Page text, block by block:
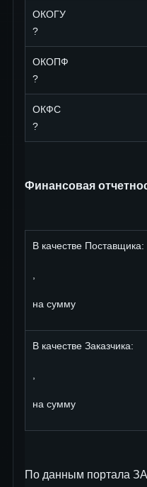
ОКОГУ
?
ОКОПФ
?
ОКФС
?
Финансовая
В качестве Поставщика:
на сумму
В качестве Заказчика:
на сумму
По данным портала